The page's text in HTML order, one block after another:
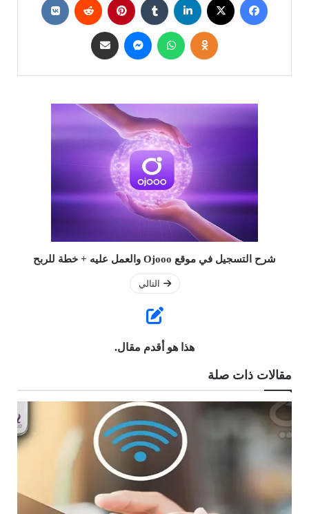
شرح التسجيل في موقع Ojooo والعمل عليه + خطة للربح
التالي
هذا هو أقدم مقال.
مقالات ذات صلة